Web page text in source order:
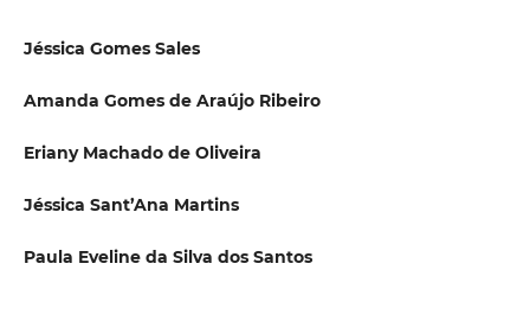
Jéssica Gomes Sales
Amanda Gomes de Araújo Ribeiro
Eriany Machado de Oliveira
Jéssica Sant’Ana Martins
Paula Eveline da Silva dos Santos